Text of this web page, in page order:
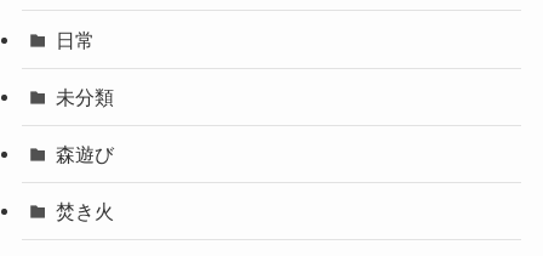
日常
未分類
森遊び
焚き火